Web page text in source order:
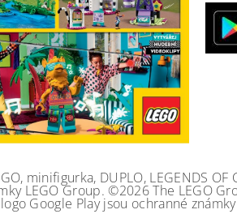
minifigurka, DUPLO, LEGENDS OF
LEGO Group. ©2026 The LEGO
Google Play jsou ochranné